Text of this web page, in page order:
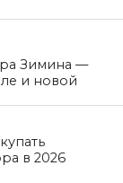
Зимина —
и новой
в 2026